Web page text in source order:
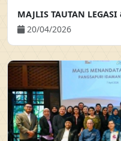
MAJLIS TAUTAN
20/04/2026